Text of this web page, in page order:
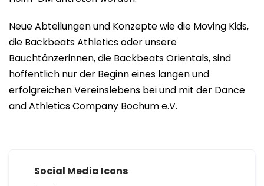
Neue Abteilungen und Konzepte wie die Moving Kids,
die Backbeats Athletics oder unsere
Bauchtänzerinnen, die Backbeats Orientals, sind
hoffentlich nur der Beginn eines langen und
erfolgreichen Vereinslebens bei und mit der Dance
and Athletics Company Bochum e.V.
Social Media Icons